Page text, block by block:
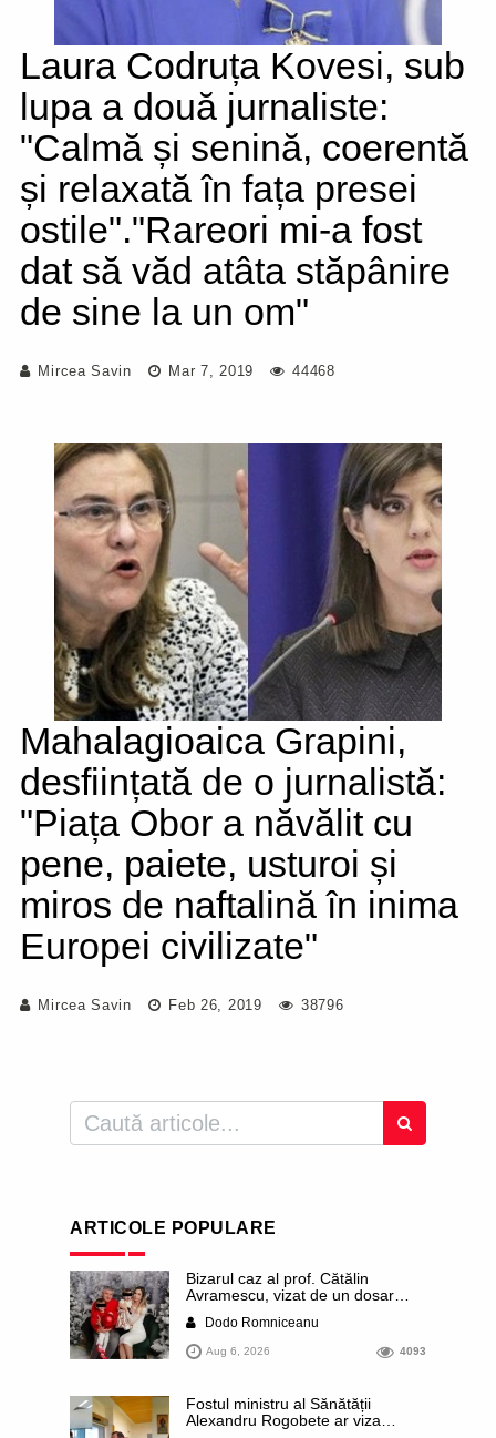
Laura Codruța Kovesi, sub
lupa a două jurnaliste:
"Calmă și senină, coerentă
și relaxată în fața presei
ostile"."Rareori mi-a fost
dat să văd atâta stăpânire
de sine la un om"
Mircea Savin Mar 7, 2019 44468
Mahalagioaica Grapini,
desființată de o jurnalistă:
"Piața Obor a năvălit cu
pene, paiete, usturoi și
miros de naftalină în inima
Europei civilizate"
Mircea Savin Feb 26, 2019 38796
ARTICOLE POPULARE
Bizarul caz al prof. Cătălin
Avramescu, vizat de un dosar
infantilă”. Miroase a execuție
stalinistă. Cea mai imundă parte a
presei publică inclusiv documente
dezvăluite date ultra-personale
ale profesorului, inclusiv
diagnostice și tratamente
Dodo Romniceanu
Aug 6, 2026 4093
Fostul ministru al Sănătății
Alexandru Rogobete ar viza